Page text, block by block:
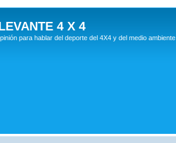
4 X 4
para hablar del deporte del 4X4 y del medio ambiente.